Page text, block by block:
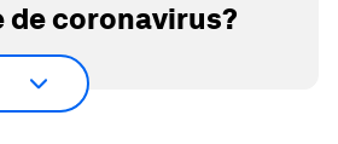
de coronavirus?